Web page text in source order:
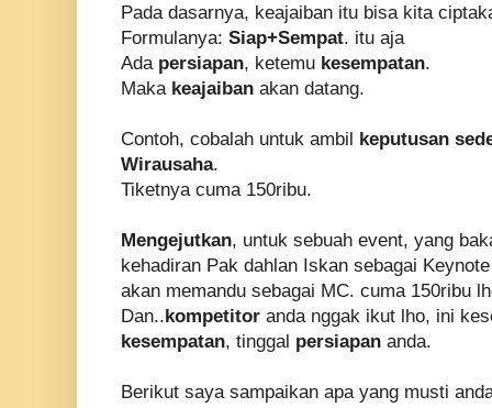
Pada dasarnya, keajaiban itu bisa kita
Formulanya: Siap+Sempat. itu aja
Ada persiapan, ketemu kesempatan.
Maka keajaiban akan datang.
Contoh, cobalah untuk ambil keputusan
Wirausaha.
Tiketnya cuma 150ribu.
Mengejutkan, untuk sebuah event, yang
kehadiran Pak dahlan Iskan sebagai
akan memandu sebagai MC. cuma 150ribu
Dan..kompetitor anda nggak ikut lho, ini
kesempatan, tinggal persiapan anda.
Berikut saya sampaikan apa yang musti